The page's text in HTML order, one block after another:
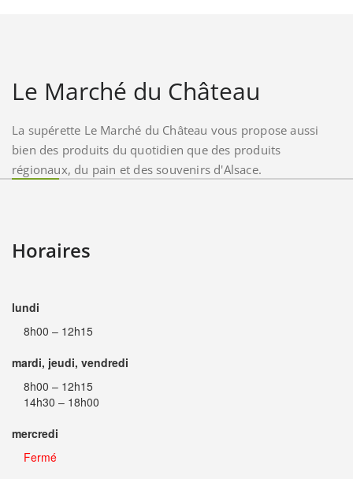
Le Marché du Château
La supérette Le Marché du Château vous propose aussi
bien des produits du quotidien que des produits
régionaux, du pain et des souvenirs d'Alsace.
Horaires
lundi
8h00 – 12h15
mardi, jeudi, vendredi
8h00 – 12h15
14h30 – 18h00
mercredi
Fermé